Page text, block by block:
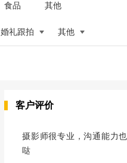
食品 其他
婚礼跟拍 其他
客户评价
摄影师很专业，沟通能力
哒